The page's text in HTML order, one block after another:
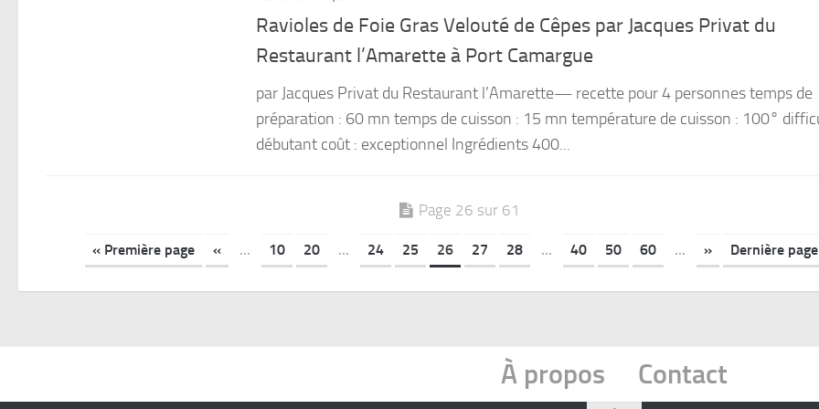
Ravioles de Foie Gras Velouté de Cêpes par Jacques Privat du
Restaurant l’Amarette à Port Camargue
par Jacques Privat du Restaurant l’Amarette— recette pour 4 personnes temps de
préparation : 60 mn temps de cuisson : 15 mn température de cuisson : 100°
débutant coût : exceptionnel Ingrédients 400...
Page 26 sur 61
« Première page « ... 10 20 ... 24 25 26 27 28 ... 40 50 60 ... » Dernière
À propos Contact